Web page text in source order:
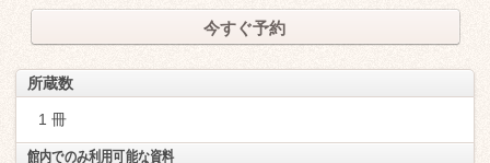
今すぐ予約
所蔵数
1 冊
館内でのみ利用可能な資料